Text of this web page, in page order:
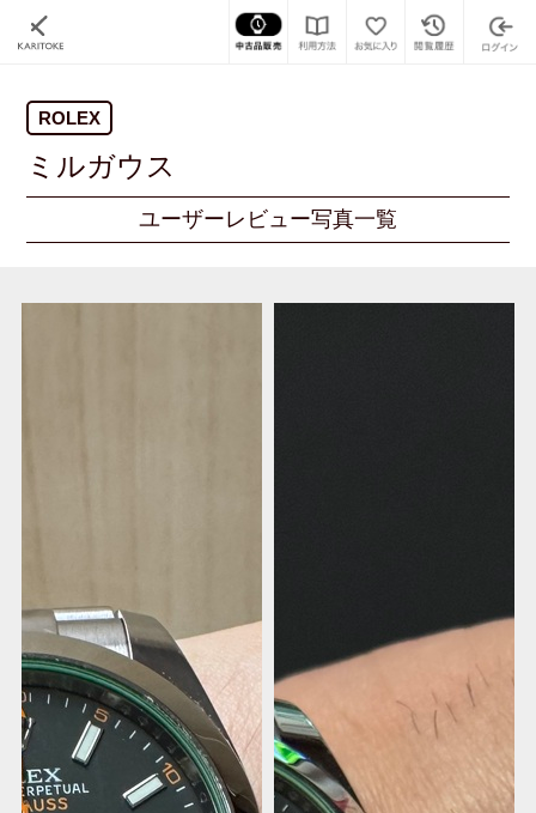
ROLEX
ミルガウス
ユーザーレビュー写真一覧